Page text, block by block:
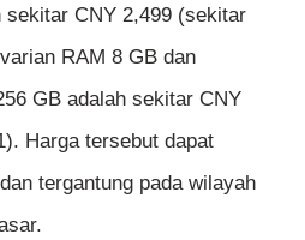
sekitar CNY 2,499 (sekitar
RAM 8 GB dan
GB adalah sekitar CNY
Harga tersebut dapat
tergantung pada wilayah